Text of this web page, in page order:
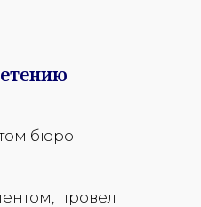
бюро
провел